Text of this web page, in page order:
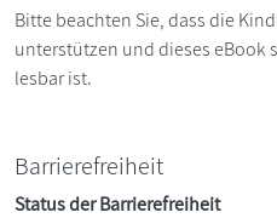
Bitte beachten Sie, dass die
unterstützen und dieses eBook
lesbar ist.
Barrierefreiheit
Status der Barrierefreiheit